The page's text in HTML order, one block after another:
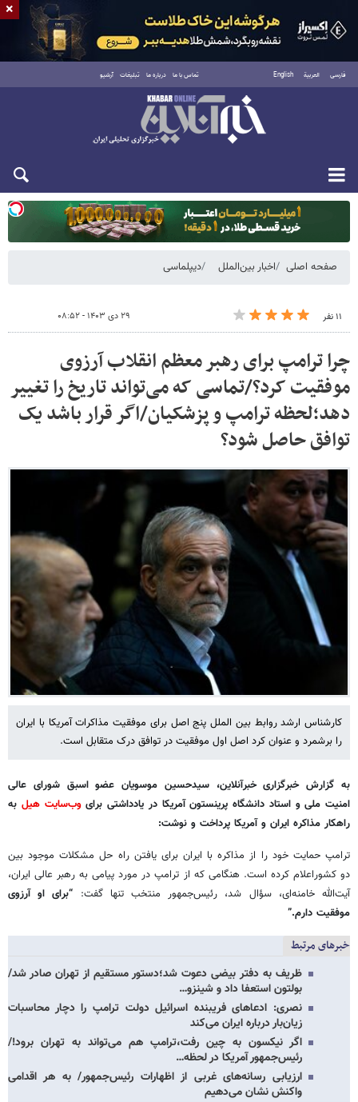
فارسی العربية English تماس با ما درباره ما تبلیغات آرشیو
دوشنبه ۱۹ مرداد ۱۴۰۵
صفحه اصلی اخبار بین‌الملل دیپلماسی
۱۱ نفر ۲۹ دی ۱۴۰۳ - ۰۸:۵۲
چرا ترامپ برای رهبر معظم انقلاب آرزوی
موفقیت کرد؟/تماسی که می‌تواند تاریخ را تغییر
دهد؛لحظه ترامپ و پزشکیان/اگر قرار باشد یک
توافق حاصل شود؟
کارشناس ارشد روابط بین الملل پنج اصل برای موفقیت مذاکرات آمریکا با ایران
را برشمرد و عنوان کرد اصل اول موفقیت در توافق درک متقابل است.
به گزارش خبرگزاری خبرآنلاین، سیدحسین موسویان عضو اسبق شورای عالی
امنیت ملی و استاد دانشگاه پرینستون آمریکا در یادداشتی برایوب‌سایت هیل به
راهکار مذاکره ایران و آمریکا پرداخت و نوشت:
ترامپ حمایت خود را از مذاکره با ایران برای یافتن راه حل مشکلات موجود بین
دو کشوراعلام کرده است. هنگامی که از ترامپ در مورد پیامی به رهبر عالی ایران،
آیت‌الله خامنه‌ای، سؤال شد، رئیس‌جمهور منتخب تنها گفت: “برای او آرزوی
موفقیت دارم.”
خبرهای مرتبط
ظریف به دفتر بیضی دعوت شد؛دستور مستقیم از تهران صادر شد/
بولتون استعفا داد و شینزو…
نصری: ادعاهای فریبنده اسرائیل دولت ترامپ را دچار محاسبات
زیان‌بار درباره ایران می‌کند
اگر نیکسون به چین رفت،ترامپ هم می‌تواند به تهران برود!/
رئیس‌جمهور آمریکا در لحظه…
ارزیابی رسانه‌های غربی از اظهارات رئیس‌جمهور/ به هر اقدامی
واکنش نشان می‌دهیم
×